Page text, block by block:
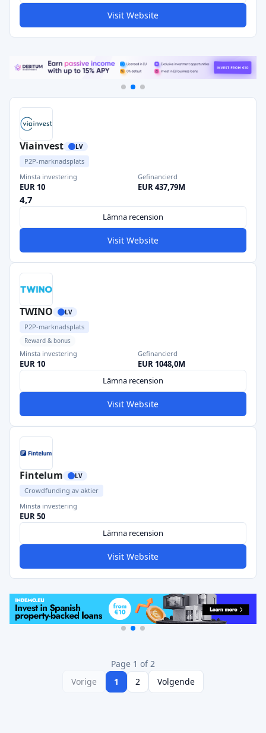
Visit Website
Viainvest LV
P2P-marknadsplats
Minsta investering
EUR 10
Gefinancierd
EUR 437,79M
4,7
Lämna recension
Visit Website
TWINO LV
P2P-marknadsplats
Reward & bonus
Minsta investering
EUR 10
Gefinancierd
EUR 1048,0M
Lämna recension
Visit Website
Fintelum LV
Crowdfunding av aktier
Minsta investering
EUR 50
Lämna recension
Visit Website
Page 1 of 2
Vorige
1 2 Volgende